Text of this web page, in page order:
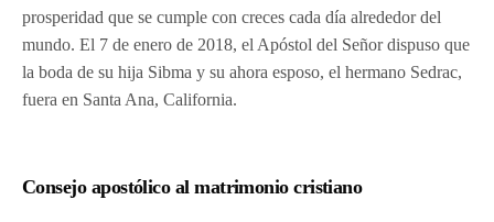
prosperidad que se cumple con creces cada día alrededor del
mundo. El 7 de enero de 2018, el Apóstol del Señor dispuso que
la boda de su hija Sibma y su ahora esposo, el hermano Sedrac,
fuera en Santa Ana, California.
Consejo apostólico al matrimonio cristiano